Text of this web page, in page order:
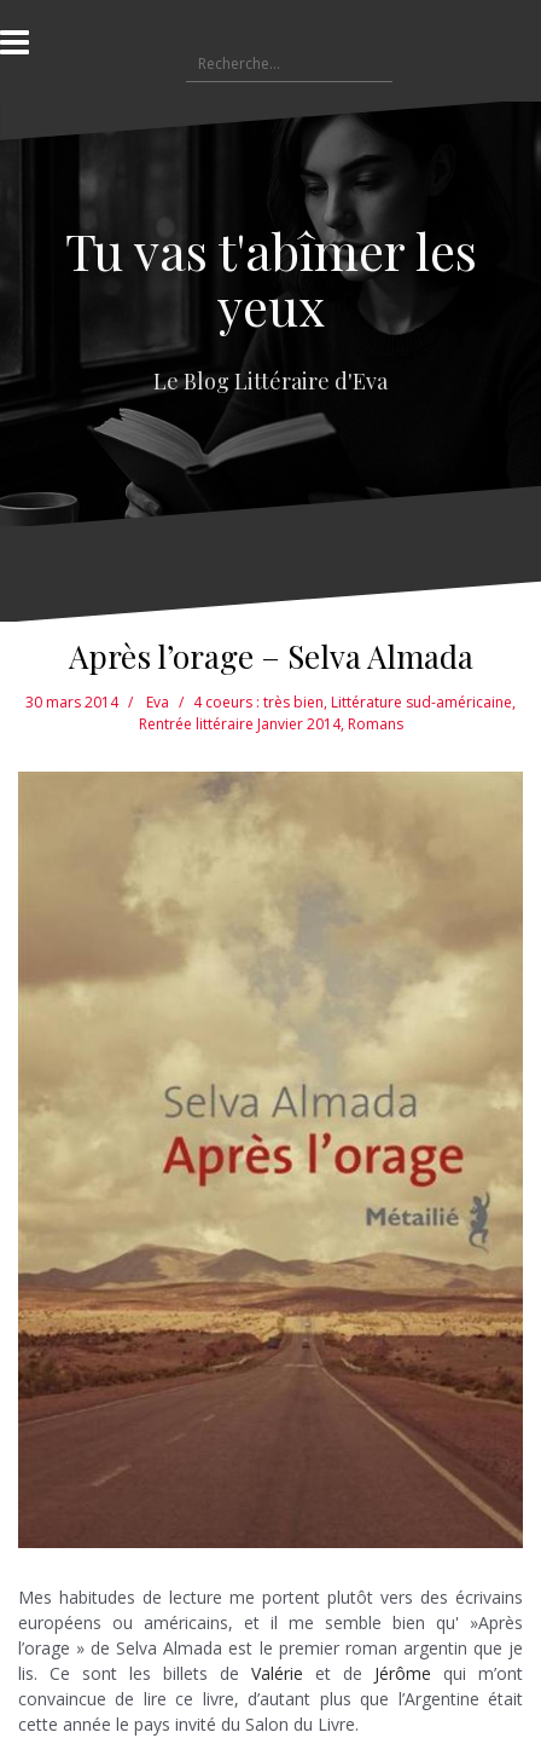
l
a
e
e
Tu vas t'abîmer les
yeux
Le Blog Littéraire d'Eva
Après l’orage – Selva Almada
30 mars 2014 Eva 4 coeurs : très bien,Littérature sud-américaine,
Rentrée littéraire Janvier 2014,Romans
Mes habitudes de lecture me portent plutôt vers des écrivains
européens ou américains, et il me semble bien qu' »Après
l’orage » de Selva Almada est le premier roman argentin que je
lis. Ce sont les billets de Valérie et de Jérôme qui m’ont
convaincue de lire ce livre, d’autant plus que l’Argentine était
cette année le pays invité du Salon du Livre.